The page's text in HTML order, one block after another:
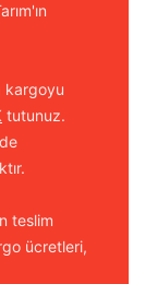
kargoyu
tutunuz.
teslim
ücretleri,